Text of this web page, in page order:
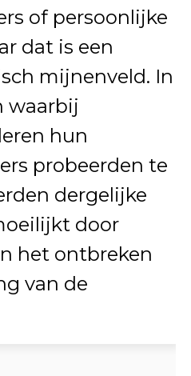
of persoonlijke
dat is een
mijnenveld. In
waarbij
hun
probeerden te
dergelijke
door
het ontbreken
van de